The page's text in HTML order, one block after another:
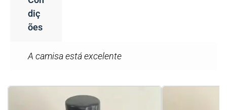
Diç
Ões
A camisa está excelente